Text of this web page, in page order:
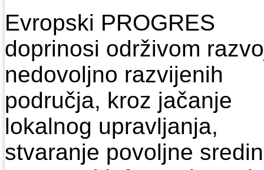
Evropski PROGRES
doprinosi održivom
nedovoljno razvijenih
područja, kroz jačanje
lokalnog upravljanja,
stvaranje povoljne